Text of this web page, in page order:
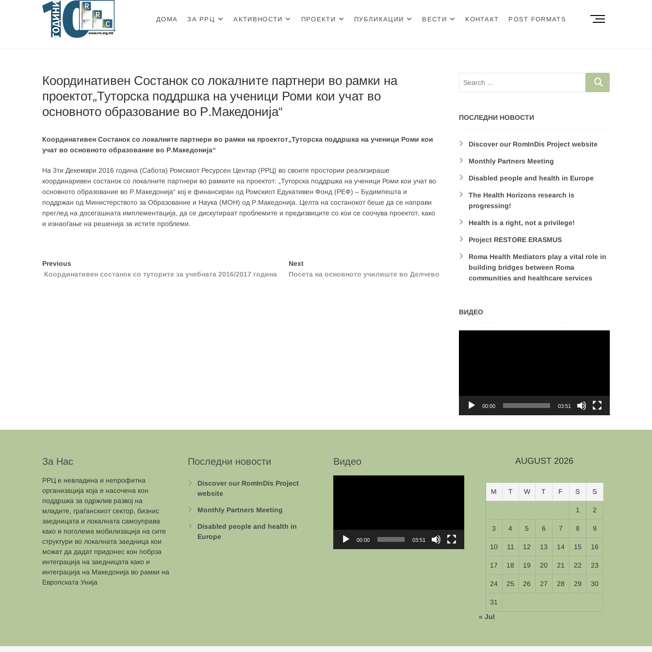
ДОМА ЗА РРЦ АКТИВНОСТИ ПРОЕКТИ ПУБЛИКАЦИИ ВЕСТИ КОНТАКТ POST FORMATS
M
u
t
t
Координативен Состанок со локалните партнери во рамки на
проектот„Туторска поддршка на ученици Роми кои учат во
основното образование во Р.Македонија“
Координативен Состанок со локалните партнери во рамки на проектот„Туторска поддршка на ученици Роми кои
учат во основното образование во Р.Македонија“
На 3ти Декември 2016 година (Сабота) Ромскиот Ресурсен Центар (РРЦ) во своите простории реализираше
координаривен состанок со локалните партнери во рамките на проектот: „Туторска поддршка на ученици Роми кои учат во
основното образование во Р.Македонија“ кој е финансиран од Ромскиот Едукативен Фонд (РЕФ) – Будимпешта и
поддржан од Министерството за Образование и Наука (МОН) од Р.Македонија. Целта на состанокот беше да се направи
преглед на досегашната имплементација, да се дискутираат проблемите и предизвиците со кои се соочува проектот, како
и изнаоѓање на решенија за истите проблеми.
Post
navigation
PreviousPrevious
post:
Координативен состанок со туторите за учебната 2016/2017 година
NextNext
post:
Посета на основното училиште во Делчево
ПОСЛЕДНИ НОВОСТИ
Discover our RomInDis Project website
Monthly Partners Meeting
Disabled people and health in Europe
The Health Horizons research is
progressing!
Health is a right, not a privilege!
Project RESTORE ERASMUS
Roma Health Mediators play a vital role in
building bridges between Roma
communities and healthcare services
ВИДЕО
00:00 03:51
За Нас
РРЦ е невладина и непрофитна
организација која е насочена кон
поддршка за одржлив развој на
младите, граѓанскиот сектор, бизнис
заедницата и локалната самоуправа
како и поголема мобилизација на сите
структури во локалната заедница кои
можат да дадат придонес кон побрза
интеграција на заедницата како и
интеграција на Македонија во рамки на
Европската Унија
Последни новости
Discover our RomInDis Project
website
Monthly Partners Meeting
Disabled people and health in
Europe
Видео
00:00 03:51
AUGUST 2026
M T W T F S S
1 2
3 4 5 6 7 8 9
10 11 12 13 14 15 16
17 18 19 20 21 22 23
24 25 26 27 28 29 30
31
« Jul